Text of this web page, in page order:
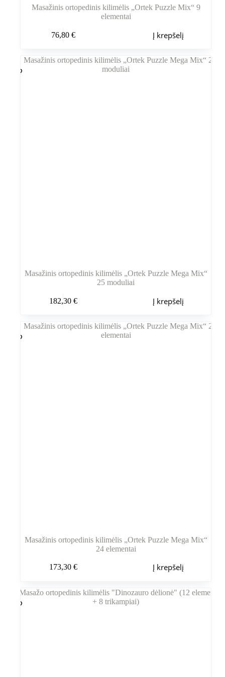
Masažinis ortopedinis kilimėlis „Ortek Puzzle Mix“ 9
elementai
76,80 € Į krepšelį
Masažinis ortopedinis kilimėlis „Ortek Puzzle Mega Mix“
25 moduliai
182,30 € Į krepšelį
Masažinis ortopedinis kilimėlis „Ortek Puzzle Mega Mix“
24 elementai
173,30 € Į krepšelį